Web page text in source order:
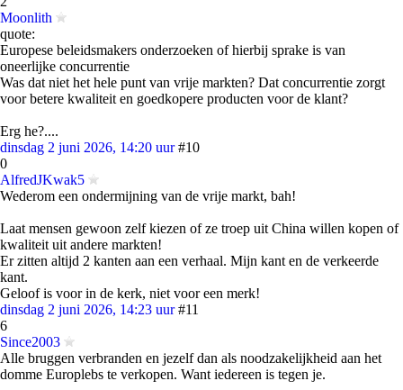
Moonlith
quote:
Europese beleidsmakers onderzoeken of hierbij sprake is van
oneerlijke concurrentie
Was dat niet het hele punt van vrije markten? Dat concurrentie zorgt
voor betere kwaliteit en goedkopere producten voor de klant?
Erg he?....
dinsdag 2 juni 2026, 14:20 uur #10
0
AlfredJKwak5
Wederom een ondermijning van de vrije markt, bah!
Laat mensen gewoon zelf kiezen of ze troep uit China willen kopen of
kwaliteit uit andere markten!
Er zitten altijd 2 kanten aan een verhaal. Mijn kant en de verkeerde
kant.
Geloof is voor in de kerk, niet voor een merk!
dinsdag 2 juni 2026, 14:23 uur #11
6
Since2003
Alle bruggen verbranden en jezelf dan als noodzakelijkheid aan het
domme Europlebs te verkopen. Want iedereen is tegen je.